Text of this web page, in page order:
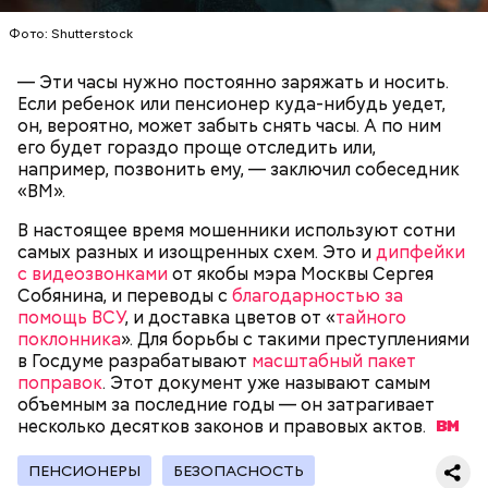
Фото: Shutterstock
— Эти часы нужно постоянно заряжать и носить.
Если ребенок или пенсионер куда-нибудь уедет,
он, вероятно, может забыть снять часы. А по ним
его будет гораздо проще отследить или,
например, позвонить ему, — заключил собеседник
«ВМ».
В настоящее время мошенники используют сотни
самых разных и изощренных схем. Это идипфейки
с видеозвонкамиот якобы мэра Москвы Сергея
Собянина, и переводы с благодарностью за
помощь ВСУ, и доставка цветов от «тайного
поклонника». Для борьбы с такими преступлениями
в Госдуме разрабатывают масштабный пакет
поправок. Этот документ уже называют самым
объемным за последние годы — он затрагивает
несколько десятков законов и правовыхактов.
ПЕНСИОНЕРЫ БЕЗОПАСНОСТЬ
Молодого человека задержали. На первом же
Кто еще был жертвой Миссюры
Как идет расследование